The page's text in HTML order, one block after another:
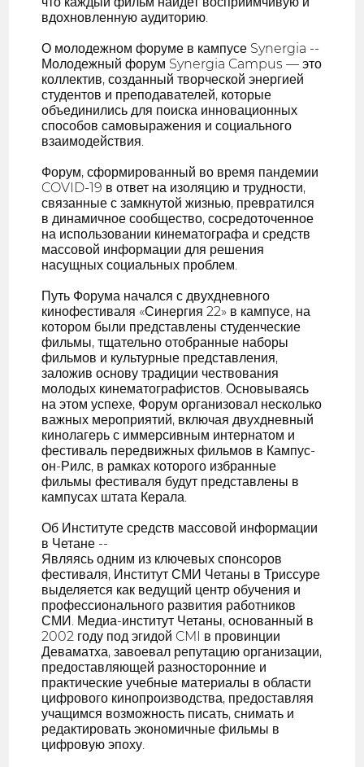
вдохновленную аудиторию.
О молодежном форуме в кампусе Synergia --
Молодежный форум Synergia Campus — это
коллектив, созданный творческой энергией
студентов и преподавателей, которые
объединились для поиска инновационных
способов самовыражения и социального
взаимодействия.
Форум, сформированный во время пандемии
COVID-19 в ответ на изоляцию и трудности,
связанные с замкнутой жизнью, превратился
в динамичное сообщество, сосредоточенное
на использовании кинематографа и средств
массовой информации для решения
насущных социальных проблем.
Путь Форума начался с двухдневного
кинофестиваля «Синергия 22» в кампусе, на
котором были представлены студенческие
фильмы, тщательно отобранные наборы
фильмов и культурные представления,
заложив основу традиции чествования
молодых кинематографистов. Основываясь
на этом успехе, Форум организовал несколько
важных мероприятий, включая двухдневный
кинолагерь с иммерсивным интернатом и
фестиваль передвижных фильмов в Кампус-
он-Рилс, в рамках которого избранные
фильмы фестиваля будут представлены в
кампусах штата Керала.
Об Институте средств массовой информации
в Четане --
Являясь одним из ключевых спонсоров
фестиваля, Институт СМИ Четаны в Триссуре
выделяется как ведущий центр обучения и
профессионального развития работников
СМИ. Медиа-институт Четаны, основанный в
2002 году под эгидой CMI в провинции
Деваматха, завоевал репутацию организации,
предоставляющей разносторонние и
практические учебные материалы в области
цифрового кинопроизводства, предоставляя
учащимся возможность писать, снимать и
редактировать экономичные фильмы в
цифровую эпоху.